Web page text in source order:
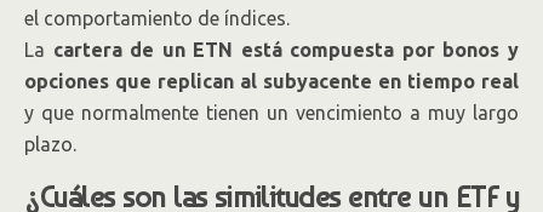
el comportamiento de índices.
La cartera de un ETN está compuesta por bonos y
opciones que replican al subyacente en tiempo real
y que normalmente tienen un vencimiento a muy largo
plazo.
¿Cuáles son las similitudes entre un ETF y